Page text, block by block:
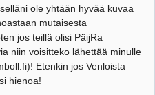
ole yhtään hyvää kuvaa
mutaisesta
jos teillä olisi PäijRa
niin voisitteko lähettää minulle
Etenkin jos Venloista
hienoa!